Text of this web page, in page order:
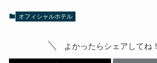
オフィシャルホテル
よかったらシェアしてね！